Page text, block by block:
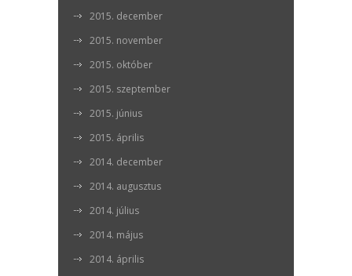
2015. december
2015. november
2015. október
2015. szeptember
2015. június
2015. április
2014. december
2014. augusztus
2014. július
2014. május
2014. április